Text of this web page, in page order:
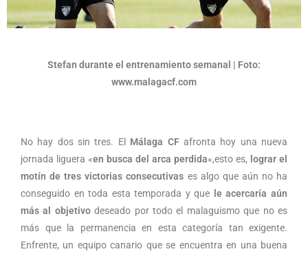
Stefan durante el entrenamiento semanal | Foto:
www.malagacf.com
No hay dos sin tres. El Málaga CFafronta hoy una nueva
jornada liguera «en busca del arca perdida«,esto es, lograr el
motín de tres victorias consecutivas es algo que aún no ha
conseguido en toda esta temporada y que
le acercaría aún
más al objetivodeseado por todo el malaguismo que no es
más que la permanencia en esta categoría tan exigente.
Enfrente, un equipo canario que se encuentra en una buena